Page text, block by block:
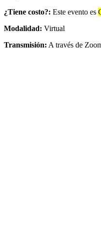
¿Tiene costo?: Este evento es
Modalidad: Virtual
Transmisión: A través de